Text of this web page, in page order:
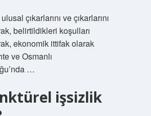
çıkarlarını ve çıkarlarını
belirtildikleri koşulları
ekonomik ittifak olarak
ve Osmanlı
…
işsizlik